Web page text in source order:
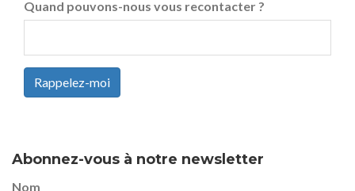
Quand pouvons-nous vous recontacter ?
Rappelez-moi
Abonnez-vous à notre newsletter
Nom